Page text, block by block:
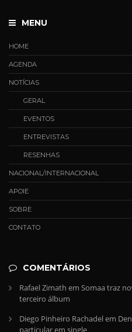
MENU
HOME
AGENDA
NOTÍCIAS
GERAL
EVENTOS
ENTREVISTAS
RESENHAS
NACIONAL/INTERNACIONAL
APOIE
SOBRE
CONTATO
COMENTÁRIOS
Rafael Zimath em Somaa traz
terceiro álbum
Diego Pinheiro Rachadelem